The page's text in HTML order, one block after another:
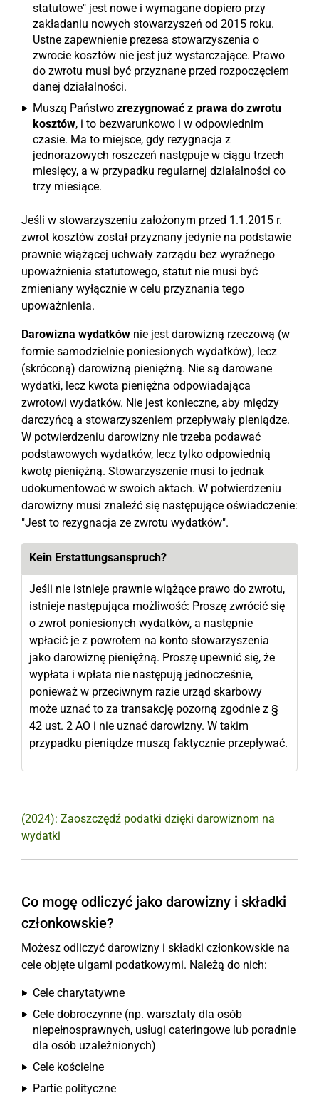
statutowe" jest nowe i wymagane dopiero przy
zakładaniu nowych stowarzyszeń od 2015 roku.
Ustne zapewnienie prezesa stowarzyszenia o
zwrocie kosztów nie jest już wystarczające. Prawo
do zwrotu musi być przyznane przed rozpoczęciem
danej działalności.
Muszą Państwo zrezygnować z prawa do zwrotu
kosztów, i to bezwarunkowo i w odpowiednim
czasie. Ma to miejsce, gdy rezygnacja z
jednorazowych roszczeń następuje w ciągu trzech
miesięcy, a w przypadku regularnej działalności co
trzy miesiące.
Jeśli w stowarzyszeniu założonym przed 1.1.2015 r.
zwrot kosztów został przyznany jedynie na podstawie
prawnie wiążącej uchwały zarządu bez wyraźnego
upoważnienia statutowego, statut nie musi być
zmieniany wyłącznie w celu przyznania tego
upoważnienia.
Darowizna wydatków nie jest darowizną rzeczową (w
formie samodzielnie poniesionych wydatków), lecz
(skróconą) darowizną pieniężną. Nie są darowane
wydatki, lecz kwota pieniężna odpowiadająca
zwrotowi wydatków. Nie jest konieczne, aby między
darczyńcą a stowarzyszeniem przepływały pieniądze.
W potwierdzeniu darowizny nie trzeba podawać
podstawowych wydatków, lecz tylko odpowiednią
kwotę pieniężną. Stowarzyszenie musi to jednak
udokumentować w swoich aktach. W potwierdzeniu
darowizny musi znaleźć się następujące oświadczenie:
"Jest to rezygnacja ze zwrotu wydatków".
Kein Erstattungsanspruch?
Jeśli nie istnieje prawnie wiążące prawo do zwrotu,
istnieje następująca możliwość: Proszę zwrócić się
o zwrot poniesionych wydatków, a następnie
wpłacić je z powrotem na konto stowarzyszenia
jako darowiznę pieniężną. Proszę upewnić się, że
wypłata i wpłata nie następują jednocześnie,
ponieważ w przeciwnym razie urząd skarbowy
może uznać to za transakcję pozorną zgodnie z §
42 ust. 2 AO i nie uznać darowizny. W takim
przypadku pieniądze muszą faktycznie przepływać.
(2024): Zaoszczędź podatki dzięki darowiznom na
wydatki
Co mogę odliczyć jako darowizny i składki
członkowskie?
Możesz odliczyć darowizny i składki członkowskie na
cele objęte ulgami podatkowymi. Należą do nich:
Cele charytatywne
Cele dobroczynne (np. warsztaty dla osób
niepełnosprawnych, usługi cateringowe lub poradnie
dla osób uzależnionych)
Cele kościelne
Partie polityczne